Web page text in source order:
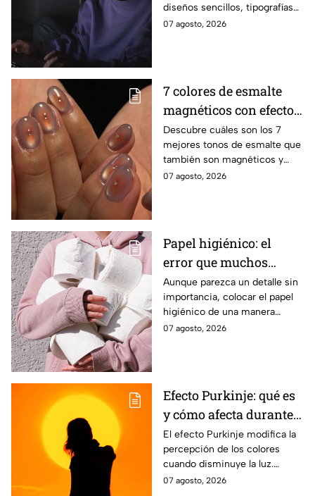
diseños sencillos, tipografías
bonitas y detalles visuales que
07 agosto, 2026
7 colores de esmalte
magnéticos con efecto
ojo de gato para lucir
manos elegantes
Descubre cuáles son los 7
mejores tonos de esmalte que
también son magnéticos y
sirven para realizar el efecto
07 agosto, 2026
Papel higiénico: el
error que muchos
cometen al colocarlo
Aunque parezca un detalle sin
importancia, colocar el papel
higiénico de una manera
específica puede favorecer la
07 agosto, 2026
Efecto Purkinje: qué es
y cómo afecta durante
un eclipse
El efecto Purkinje modifica la
percepción de los colores
cuando disminuye la luz.
Conoce por qué el verde y el
07 agosto, 2026